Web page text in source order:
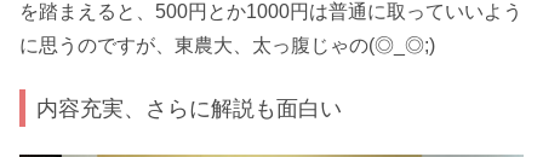
を踏まえると、500円とか1000円は普通に取っていいよう
に思うのですが、東農大、太っ腹じゃの(◎_◎;)
内容充実、さらに解説も面白い